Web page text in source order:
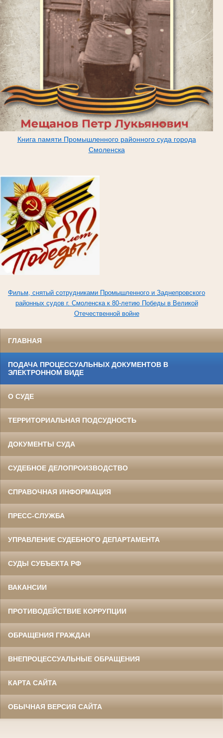
Книга памяти Промышленного районного суда города
Смоленска
Фильм, снятый сотрудниками Промышленного и Заднепровского
районных судов г. Смоленска к 80-летию Победы в Великой
Отечественной войне
ГЛАВНАЯ
ПОДАЧА ПРОЦЕССУАЛЬНЫХ ДОКУМЕНТОВ В
ЭЛЕКТРОННОМ ВИДЕ
О СУДЕ
ТЕРРИТОРИАЛЬНАЯ ПОДСУДНОСТЬ
ДОКУМЕНТЫ СУДА
СУДЕБНОЕ ДЕЛОПРОИЗВОДСТВО
СПРАВОЧНАЯ ИНФОРМАЦИЯ
ПРЕСС-СЛУЖБА
УПРАВЛЕНИЕ СУДЕБНОГО ДЕПАРТАМЕНТА
СУДЫ СУБЪЕКТА РФ
ВАКАНСИИ
ПРОТИВОДЕЙСТВИЕ КОРРУПЦИИ
ОБРАЩЕНИЯ ГРАЖДАН
ВНЕПРОЦЕССУАЛЬНЫЕ ОБРАЩЕНИЯ
КАРТА САЙТА
ОБЫЧНАЯ ВЕРСИЯ САЙТА